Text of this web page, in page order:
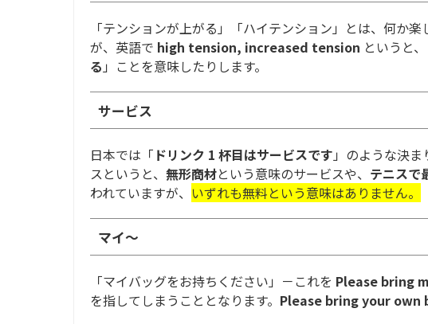
「テンションが上がる」「ハイテンション」とは、何か
が、英語で high tension, increased tension というと
る 」ことを意味したりします。
サービス
日本では「 ドリンク 1 杯目はサービスです 」のような決
スというと、 無形商材という意味のサービスや、 テニスで
われていますが、 いずれも無料という意味はありません。
マイ～
「マイバッグをお持ちください」－これを Please bring
を指してしまうこととなります。 Please bring your own